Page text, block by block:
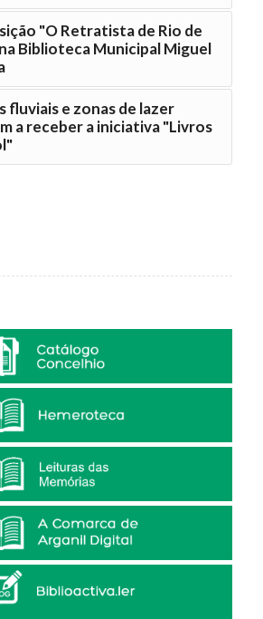
"O Retratista de Rio de
Biblioteca Municipal Miguel
fluviais e zonas de lazer
a receber a iniciativa "Livros